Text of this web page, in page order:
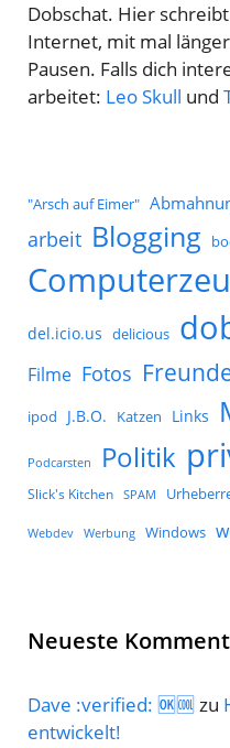
Dobschat. Hier
Internet, mit mal
Pausen. Falls dich
arbeitet: Leo Skull und
"Arsch auf Eimer"
arbeit Blogging
del.icio.us delicious
Filme Fotos
ipod J.B.O. Katzen Links
Podcarsten Politik
Slick's Kitchen SPAM
Webdev Werbung Windows
Neueste
Dave :verified: 🆗🆒 zu
entwickelt!